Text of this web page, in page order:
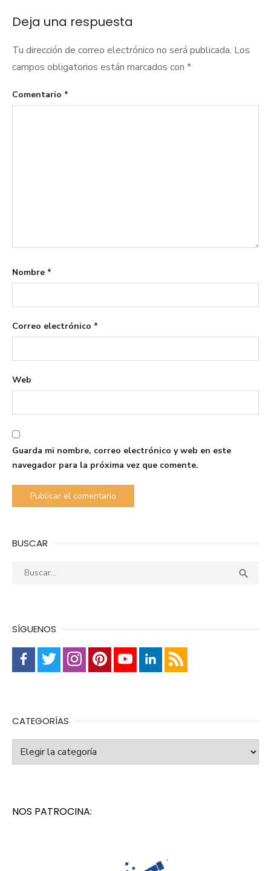
Deja una respuesta
Tu dirección de correo electrónico no será publicada. Los
campos obligatorios están marcados con *
Comentario *
Nombre *
Correo electrónico *
Web
Guarda mi nombre, correo electrónico y web en este
navegador para la próxima vez que comente.
BUSCAR
Buscar: 
SÍGUENOS
CATEGORÍAS
Categorías
NOS PATROCINA: